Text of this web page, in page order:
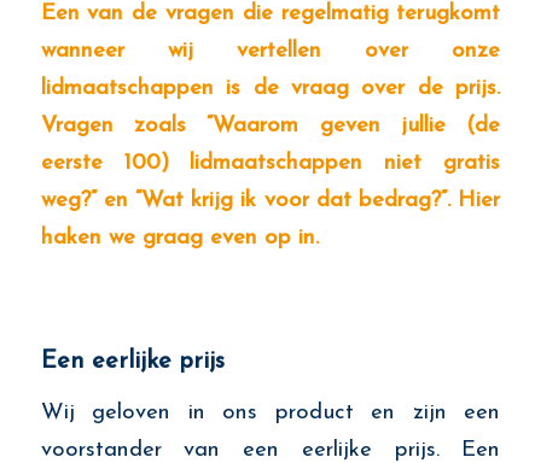
Een van de vragen die regelmatig terugkomt
wanneer wij vertellen over onze
lidmaatschappen is de vraag over de prijs.
Vragen zoals “Waarom geven jullie (de
eerste 100) lidmaatschappen niet gratis
weg?” en “Wat krijg ik voor dat bedrag?”. Hier
haken we graag even op in.
Een eerlijke prijs
Wij geloven in ons product en zijn een
voorstander van een eerlijke prijs. Een